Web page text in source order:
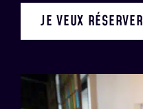
JE VEUX RÉSERVER